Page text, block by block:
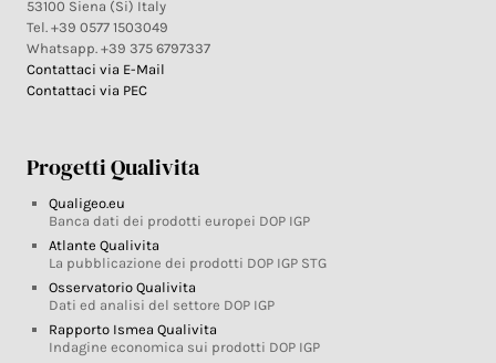
53100 Siena (Si) Italy
Tel. +39 0577 1503049
Whatsapp. +39 375 6797337
Contattaci via E-Mail
Contattaci via PEC
Progetti Qualivita
Qualigeo.eu
Banca dati dei prodotti europei DOP IGP
Atlante Qualivita
La pubblicazione dei prodotti DOP IGP STG
Osservatorio Qualivita
Dati ed analisi del settore DOP IGP
Rapporto Ismea Qualivita
Indagine economica sui prodotti DOP IGP